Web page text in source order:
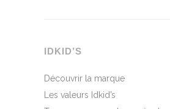
IDKID’S
Découvrir la marque
Les valeurs Idkid’s